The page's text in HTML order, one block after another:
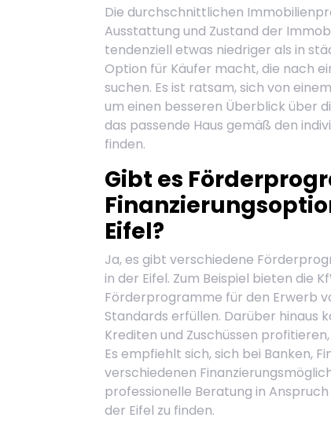
Die durchschnittlichen
Ausstattung und Zustand der
tendenziell etwas niedriger als in
Option für Käufer macht, die nach
suchen. Es ist ratsam, sich von
um einen besseren Überblick über
das passende Haus gemäß den
finden.
Gibt es
Eifel?
Ja, es gibt verschiedene
in der Eifel. Zum Beispiel bieten die
Förderprogramme für den Erwerb
Standards erfüllen. Darüber hinaus
Krediten und Zuschüssen
Es empfiehlt sich, sich bei Banken,
verschiedenen
professionelle Beratung in
der Eifel zu finden.